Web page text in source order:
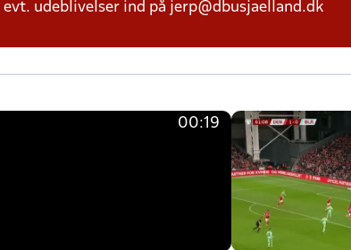
udeblivelser ind på jerp@dbusjaelland.dk
00:19